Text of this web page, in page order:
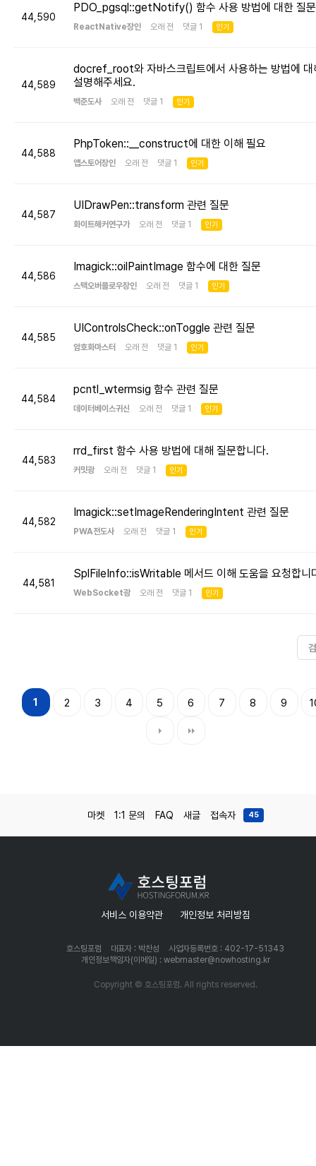
44,590
PDO_pgsql::getNotify() 함수 사용 방법에 대한 질문
ReactNative장인 오래 전 댓글 1 인기
44,589
docref_root와 자바스크립트에서 사용하는 방법에 대
설명해주세요.
백준도사 오래 전 댓글 1 인기
44,588
PhpToken::__construct에 대한 이해 필요
앱스토어장인 오래 전 댓글 1 인기
44,587
UIDrawPen::transform 관련 질문
화이트해커연구가 오래 전 댓글 1 인기
44,586
Imagick::oilPaintImage 함수에 대한 질문
스택오버플로우장인 오래 전 댓글 1 인기
44,585
UIControlsCheck::onToggle 관련 질문
암호화마스터 오래 전 댓글 1 인기
44,584
pcntl_wtermsig 함수 관련 질문
데이터베이스귀신 오래 전 댓글 1 인기
44,583
rrd_first 함수 사용 방법에 대해 질문합니다.
커밋광 오래 전 댓글 1 인기
44,582
Imagick::setImageRenderingIntent 관련 질문
PWA전도사 오래 전 댓글 1 인기
44,581
SplFileInfo::isWritable 메서드 이해 도움을 요청합니
WebSocket광 오래 전 댓글 1 인기
1 2 3 4 5 6 7 8 9
마켓 1:1 문의 FAQ 새글 접속자 45
서비스 이용약관 개인정보 처리방침
호스팅포럼 대표자 : 박찬성
사업자등록번호 : 402-17-51343
개인정보책임자(이메일) : webmaster@nowhosting.kr
Copyright © 호스팅포럼. All rights reserved.